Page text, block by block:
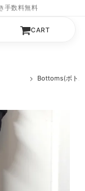
CART
Bottoms(ボト